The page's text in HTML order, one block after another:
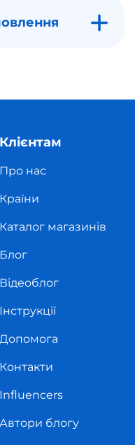
Клієнтам
Про нас
Країни
Каталог магазинів
Блог
Відеоблог
Інструкції
Допомога
Контакти
Influencers
Автори блогу